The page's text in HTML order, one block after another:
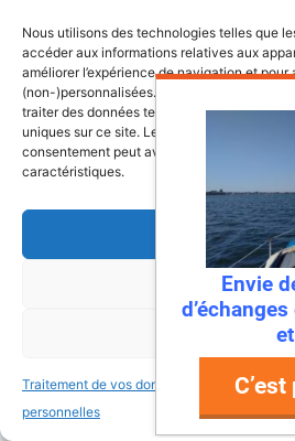
Nous utilisons des technologies telles que
accéder aux informations relatives aux
améliorer l’expérience de navigation et
(non-)personnalisées. Consentir à ces
traiter des données telles que le
uniques sur ce site. Le fait de ne pas
consentement peut avoir un effet négatif
caractéristiques.
Accepter
Refuser
Voir les
Traitement de vos données
personnelles
Un site qui vulgarise la
des débutants comme des
mer.
Les associations et clubs
Calendrier des régates
Calendrier des événements
maritimes
Envie